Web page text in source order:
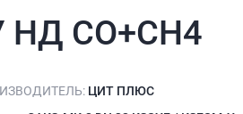
НД СО+СН4
ЦИТ ПЛЮС